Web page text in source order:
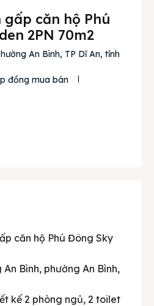
Search
gấp căn hộ Phú
2PN 70m2
An Bình, TP Dĩ An, tỉnh
đồng mua bán
căn hộ Phú Đông Sky
An Bình, phường An Bình,
kế 2 phòng ngủ, 2 toilet